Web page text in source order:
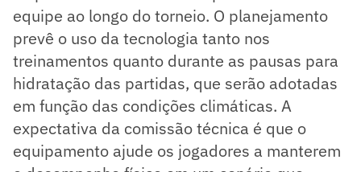
equipe ao longo do torneio. O planejamento
prevê o uso da tecnologia tanto nos
treinamentos quanto durante as pausas para
hidratação das partidas, que serão adotadas
em função das condições climáticas. A
expectativa da comissão técnica é que o
equipamento ajude os jogadores a manterem